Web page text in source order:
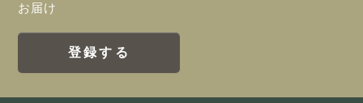
お届け
登録する